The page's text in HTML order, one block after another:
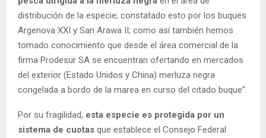
distribución de la especie; constatado esto por los buques
Argenova XXI y San Arawa II; como así también hemos
tomado conocimiento que desde el área comercial de la
firma Prodesur SA se encuentran ofertando en mercados
del exterior (Estado Unidos y China) merluza negra
congelada a bordo de la marea en curso del citado buque”.
Por su fragilidad, esta especie es protegida por un
sistema de cuotas que establece el Consejo Federal